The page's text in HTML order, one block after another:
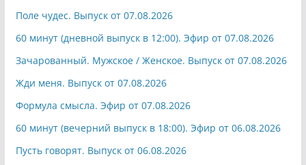
Поле чудес. Выпуск от 07.08.2026
60 минут (дневной выпуск в 12:00). Эфир от 07.08.2026
Зачарованный. Мужское / Женское. Выпуск от 07.08.2026
Жди меня. Выпуск от 07.08.2026
Формула смысла. Эфир от 07.08.2026
60 минут (вечерний выпуск в 18:00). Эфир от 06.08.2026
Пусть говорят. Выпуск от 06.08.2026